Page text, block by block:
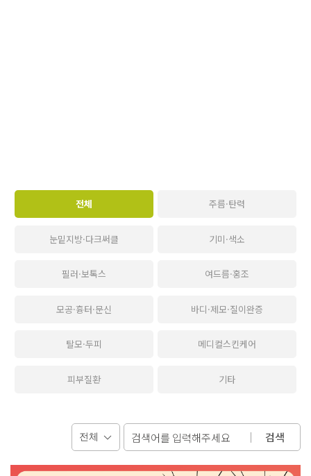
전체 주름·탄력
눈밑지방·다크써클 기미·색소
필러·보톡스 여드름·홍조
모공·흉터·문신 바디·제모·질이완증
탈모·두피 메디컬스킨케어
피부질환 기타
검색